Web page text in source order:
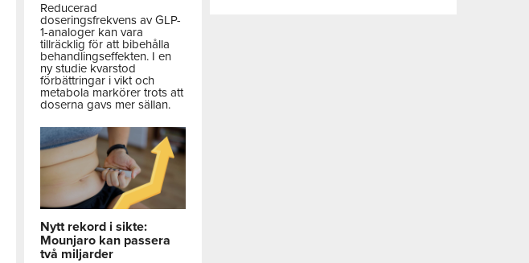
Reducerad
doseringsfrekvens av GLP-
1-analoger kan vara
tillräcklig för att bibehålla
behandlingseffekten. I en
ny studie kvarstod
förbättringar i vikt och
metabola markörer trots att
doserna gavs mer sällan.
Nytt rekord i sikte:
Mounjaro kan passera
två miljarder